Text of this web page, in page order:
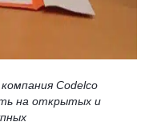
Codelco
на открытых и